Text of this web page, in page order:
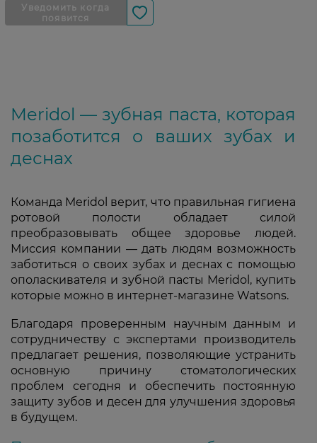
Meridol — зубная паста, которая
позаботится о ваших зубах и
деснах
Команда Meridol верит, что правильная гигиена
ротовой полости обладает силой
преобразовывать общее здоровье людей.
Миссия компании — дать людям возможность
заботиться о своих зубах и деснах с помощью
ополаскивателя и зубной пасты Meridol, купить
которые можно в интернет-магазине Watsons.
Благодаря проверенным научным данным и
сотрудничеству с экспертами производитель
предлагает решения, позволяющие устранить
основную причину стоматологических
проблем сегодня и обеспечить постоянную
защиту зубов и десен для улучшения здоровья
в будущем.